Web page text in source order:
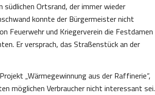
Ortsrand, der immer wieder
konnte der Bürgermeister nicht
Feuerwehr und Kriegerverein die Festdamen
Er versprach, das Straßenstück an der
„Wärmegewinnung aus der Raffinerie“,
möglichen Verbraucher nicht interessant sei.